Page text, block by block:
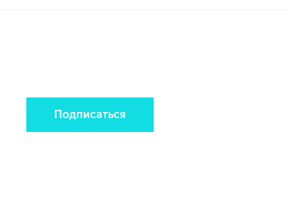
Подписаться